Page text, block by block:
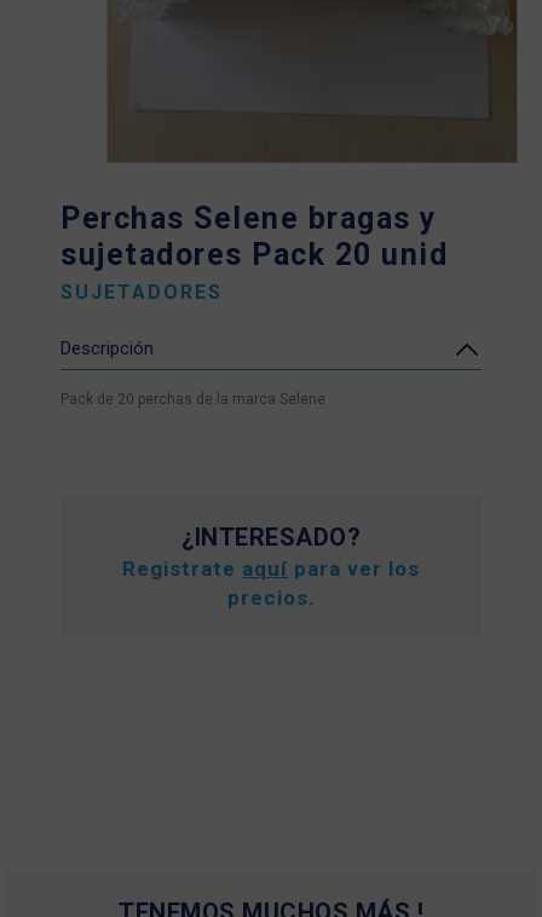
Perchas Selene bragas y
sujetadores Pack 20 unid
SUJETADORES
Descripción
Pack de 20 perchas de la marca Selene
¿INTERESADO?
Registrate aquí para ver los
precios.